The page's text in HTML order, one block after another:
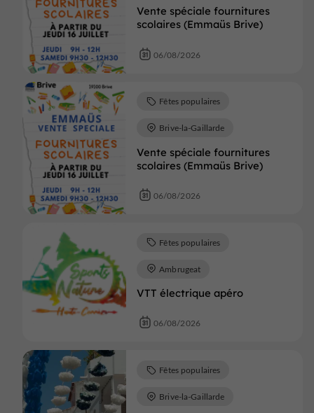
Vente spéciale fournitures
scolaires (Emmaüs Brive)
06/08/2026
Vente spéciale fournitures
scolaires (Emmaüs Brive)
Fêtes populaires
Brive-la-Gaillarde
06/08/2026
VTT électrique apéro
Fêtes populaires
Ambrugeat
06/08/2026
Fêtes populaires
Brive-la-Gaillarde